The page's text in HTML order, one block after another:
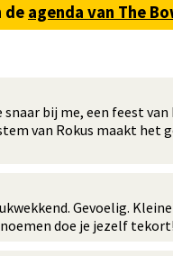
de agenda van The
bij me, een feest
van Rokus maakt het
Gevoelig.
noemen doe je jezelf tekort!